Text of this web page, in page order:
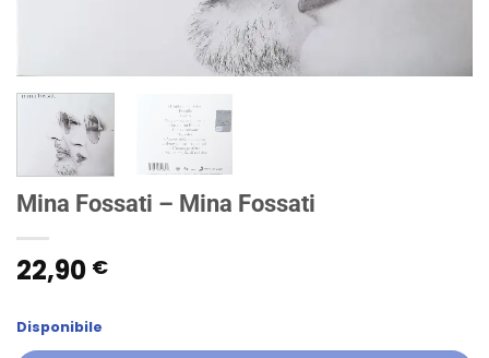
Mina Fossati – Mina Fossati
22,90 €
Disponibile